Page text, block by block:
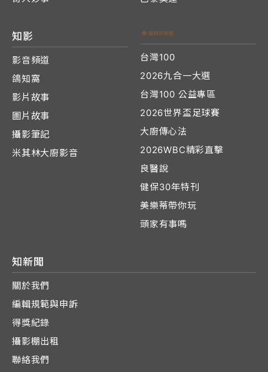
知影
影音頻道
鴿知窩
影片故事
圖片故事
攝影筆記
米其林大廚影音
台灣100
2026九合一大選
台灣100 公益專區
2026世界盃足球賽
大廚傳心法
2026WBC精彩直擊
良醫說
健保30年特刊
美樂蒂帶你玩
頭家有事嗎
知新聞
關於我們
編輯規範與申訴
得獎紀錄
攝影棚出租
聯絡我們